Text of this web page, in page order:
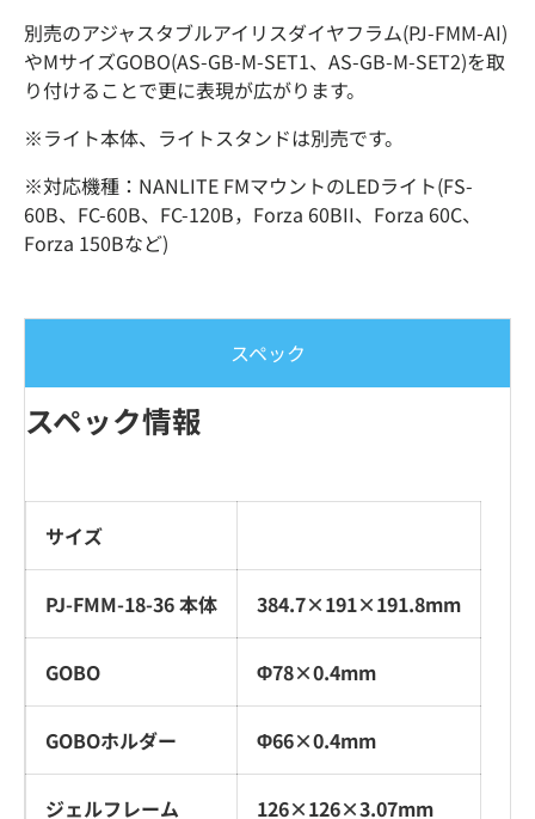
別売のアジャスタブルアイリスダイヤフラム(PJ-FMM-AI)
やMサイズGOBO(AS-GB-M-SET1、AS-GB-M-SET2)を取
り付けることで更に表現が広がります。
※ライト本体、ライトスタンドは別売です。
※対応機種：NANLITE FMマウントのLEDライト(FS-
60B、FC-60B、FC-120B，Forza 60BII、Forza 60C、
Forza 150Bなど)
スペック
スペック情報
サイズ
PJ-FMM-18-36 本体 384.7×191×191.8mm
GOBO Φ78×0.4mm
GOBOホルダー Φ66×0.4mm
ジェルフレーム 126×126×3.07mm